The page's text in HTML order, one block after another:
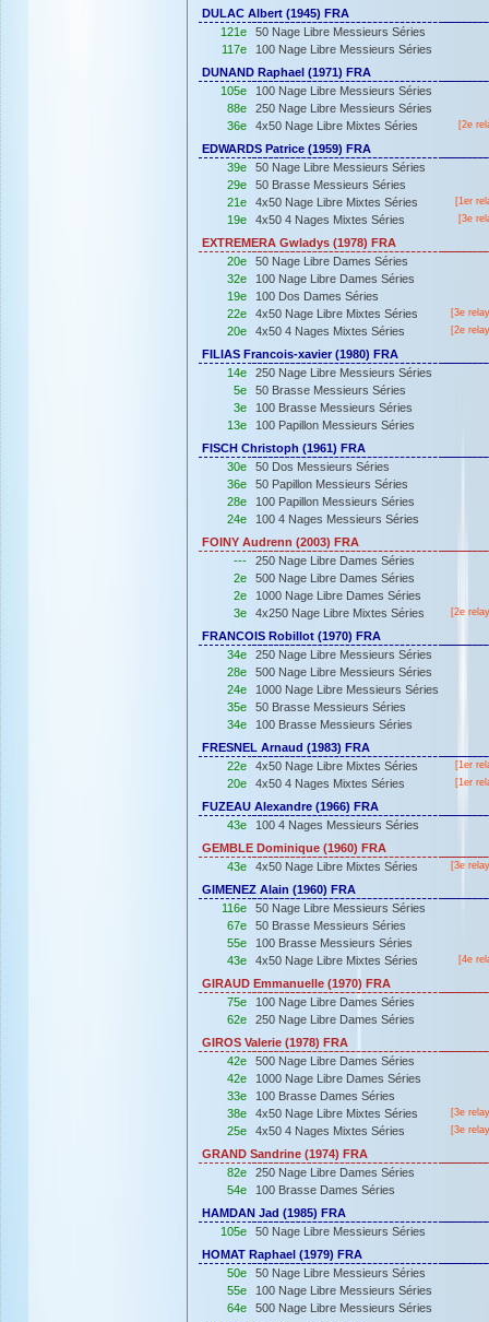
DULAC Albert (1945) FRA
121e
50 Nage Libre Messieurs Séries
117e
100 Nage Libre Messieurs Séries
DUNAND Raphael (1971) FRA
105e
100 Nage Libre Messieurs Séries
88e
250 Nage Libre Messieurs Séries
36e
4x50 Nage Libre Mixtes Séries [2e
EDWARDS Patrice (1959) FRA
39e
50 Nage Libre Messieurs Séries
29e
50 Brasse Messieurs Séries
21e
4x50 Nage Libre Mixtes Séries [1er
19e 4x50 4 Nages Mixtes Séries [3e
EXTREMERA Gwladys (1978) FRA
20e
50 Nage Libre Dames Séries
32e
100 Nage Libre Dames Séries
19e
100 Dos Dames Séries
22e
4x50 Nage Libre Mixtes Séries [3e
20e 4x50 4 Nages Mixtes Séries [2e
FILIAS Francois-xavier (1980) FRA
14e
250 Nage Libre Messieurs Séries
5e
50 Brasse Messieurs Séries
3e
100 Brasse Messieurs Séries
13e
100 Papillon Messieurs Séries
FISCH Christoph (1961) FRA
30e
50 Dos Messieurs Séries
36e
50 Papillon Messieurs Séries
28e
100 Papillon Messieurs Séries
24e
100 4 Nages Messieurs Séries
FOINY Audrenn (2003) FRA
---
250 Nage Libre Dames Séries
2e
500 Nage Libre Dames Séries
2e
1000 Nage Libre Dames Séries
3e
4x250 Nage Libre Mixtes Séries [2e
FRANCOIS Robillot (1970) FRA
34e
250 Nage Libre Messieurs Séries
28e
500 Nage Libre Messieurs Séries
24e
1000 Nage Libre Messieurs Séries
35e
50 Brasse Messieurs Séries
34e
100 Brasse Messieurs Séries
FRESNEL Arnaud (1983) FRA
22e
4x50 Nage Libre Mixtes Séries [1er
20e 4x50 4 Nages Mixtes Séries [1er
FUZEAU Alexandre (1966) FRA
43e
100 4 Nages Messieurs Séries
GEMBLE Dominique (1960) FRA
43e
4x50 Nage Libre Mixtes Séries [3e
GIMENEZ Alain (1960) FRA
116e
50 Nage Libre Messieurs Séries
67e
50 Brasse Messieurs Séries
55e
100 Brasse Messieurs Séries
43e
4x50 Nage Libre Mixtes Séries [4e
GIRAUD Emmanuelle (1970) FRA
75e
100 Nage Libre Dames Séries
62e
250 Nage Libre Dames Séries
GIROS Valerie (1978) FRA
42e
500 Nage Libre Dames Séries
42e
1000 Nage Libre Dames Séries
33e
100 Brasse Dames Séries
38e
4x50 Nage Libre Mixtes Séries [3e
25e 4x50 4 Nages Mixtes Séries [3e
GRAND Sandrine (1974) FRA
82e
250 Nage Libre Dames Séries
54e
100 Brasse Dames Séries
HAMDAN Jad (1985) FRA
105e
50 Nage Libre Messieurs Séries
HOMAT Raphael (1979) FRA
50e
50 Nage Libre Messieurs Séries
55e
100 Nage Libre Messieurs Séries
64e
500 Nage Libre Messieurs Séries